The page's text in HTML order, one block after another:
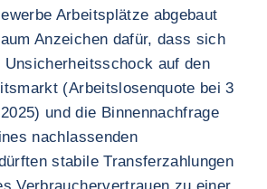
Arbeitsplätze abgebaut
Anzeichen dafür, dass sich
Unsicherheitsschock auf den
(Arbeitslosenquote bei 3
und die Binnennachfrage
nachlassenden
stabile Transferzahlungen